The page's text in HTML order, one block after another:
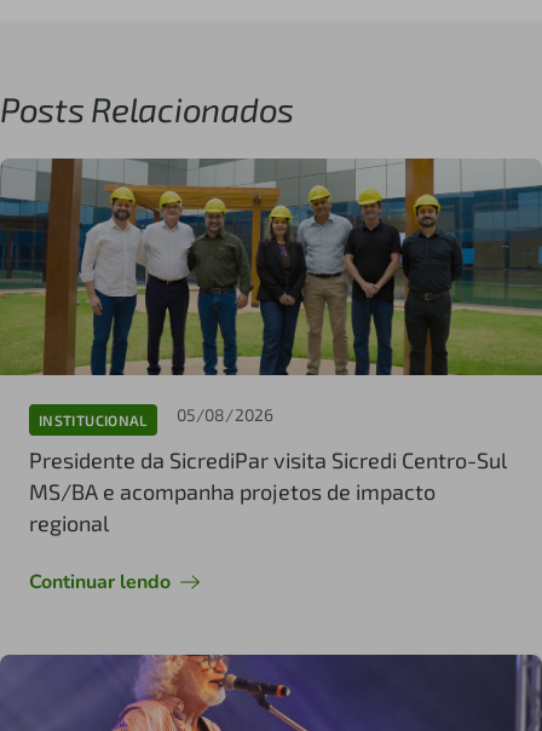
Posts Relacionados
INSTITUCIONAL 05/08/2026
Presidente da SicrediPar visita Sicredi Centro-Sul
MS/BA e acompanha projetos de impacto
regional
Continuar lendo